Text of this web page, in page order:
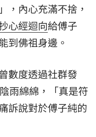
，內心充滿不捨，
心經迴向給傅子
到佛祖身邊。
數度透過社群發
雨綿綿，「真是符
訴說對於傅子純的